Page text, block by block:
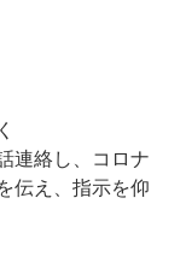
連絡し、コロナ
伝え、指示を仰